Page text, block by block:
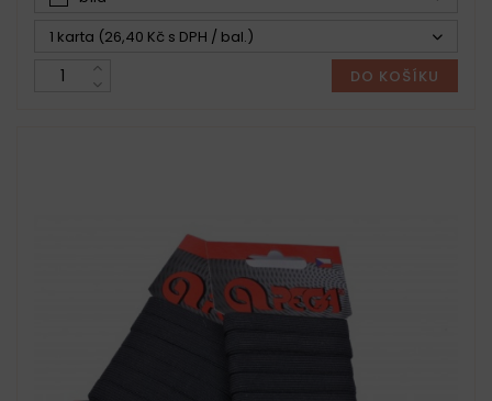
1 karta (26,40 Kč s DPH / bal.)
DO KOŠÍKU